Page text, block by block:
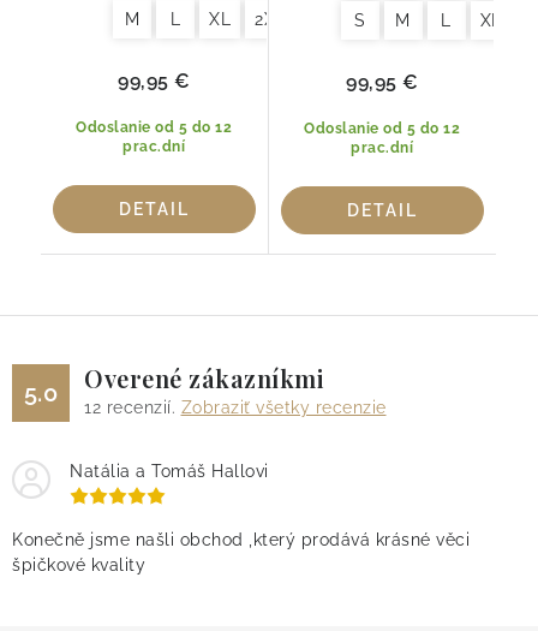
M L XL 2XL
Odoslanie od 5 do 12
prac.dní
99,95 €
DETAIL
S M L XL
Odoslanie od 5 do 12
prac.dní
99,95 €
DETAIL
5.0 Overené zákazníkmi
12 recenzií. Zobraziť všetky recenzie
Natália a Tomáš Hallovi
Konečně jsme našli obchod ,který prodává krásné věci
špičkové kvality